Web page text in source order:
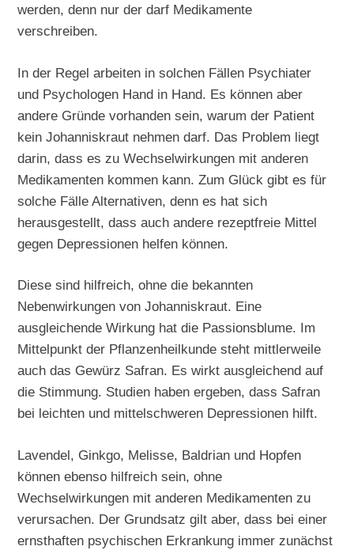
werden, denn nur der darf Medikamente
verschreiben.
In der Regel arbeiten in solchen Fällen Psychiater
und Psychologen Hand in Hand. Es können aber
andere Gründe vorhanden sein, warum der Patient
kein Johanniskraut nehmen darf. Das Problem liegt
darin, dass es zu Wechselwirkungen mit anderen
Medikamenten kommen kann. Zum Glück gibt es für
solche Fälle Alternativen, denn es hat sich
herausgestellt, dass auch andere rezeptfreie Mittel
gegen Depressionen helfen können.
Diese sind hilfreich, ohne die bekannten
Nebenwirkungen von Johanniskraut. Eine
ausgleichende Wirkung hat die Passionsblume. Im
Mittelpunkt der Pflanzenheilkunde steht mittlerweile
auch das Gewürz Safran. Es wirkt ausgleichend auf
die Stimmung. Studien haben ergeben, dass Safran
bei leichten und mittelschweren Depressionen hilft.
Lavendel, Ginkgo, Melisse, Baldrian und Hopfen
können ebenso hilfreich sein, ohne
Wechselwirkungen mit anderen Medikamenten zu
verursachen. Der Grundsatz gilt aber, dass bei einer
ernsthaften psychischen Erkrankung immer zunächst